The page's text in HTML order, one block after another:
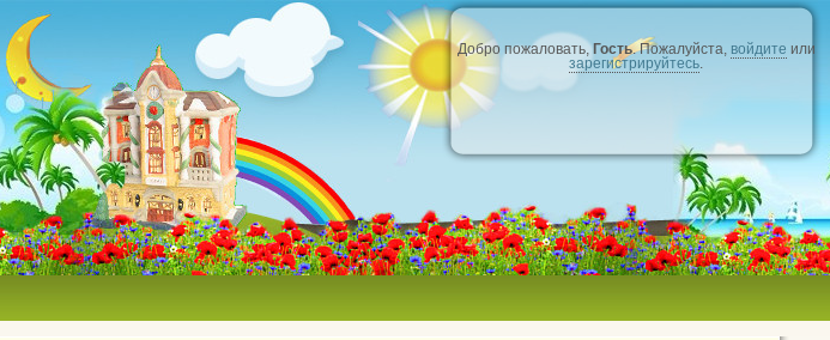
Добро пожаловать,Гость. Пожалуйста, войдите или
зарегистрируйтесь.